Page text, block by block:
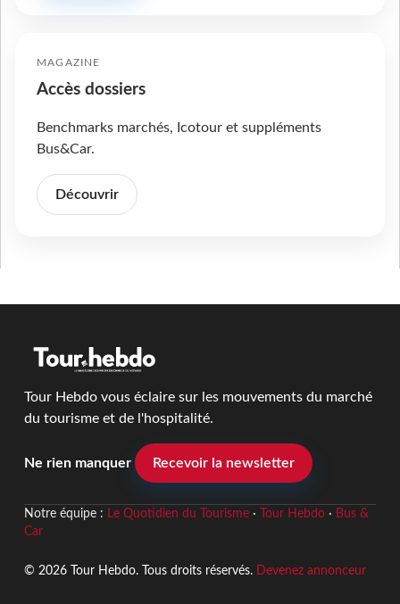
MAGAZINE
Accès dossiers
Benchmarks marchés, Icotour et suppléments
Bus&Car.
Découvrir
Tour Hebdo vous éclaire sur les mouvements du marché
du tourisme et de l'hospitalité.
Ne rien manquer Recevoir la newsletter
Notre équipe : Le Quotidien du Tourisme· Tour Hebdo· Bus &
Car
© 2026 Tour Hebdo. Tous droits réservés. Devenez annonceur